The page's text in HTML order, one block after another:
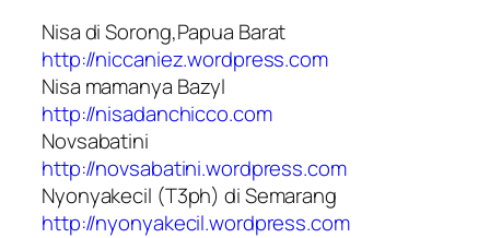
Nisa di Sorong,Papua Barat
http://niccaniez.wordpress.com
Nisa mamanya Bazyl
http://nisadanchicco.com
Novsabatini
http://novsabatini.wordpress.com
Nyonyakecil (T3ph) di Semarang
http://nyonyakecil.wordpress.com